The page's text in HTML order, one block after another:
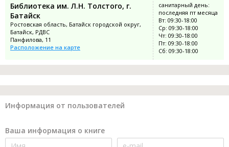
Библиотека им. Л.Н. Толстого, г.
Батайск
Ростовская область, Батайск городской округ,
Батайск, РДВС
Панфилова, 11
Расположение на карте
санитарный день:
последняя пт месяца
Вт: 09:30-18:00
Ср: 09:30-18:00
Чт: 09:30-18:00
Пт: 09:30-18:00
Сб: 09:30-18:00
Информация от пользователей
Ваша информация о книге